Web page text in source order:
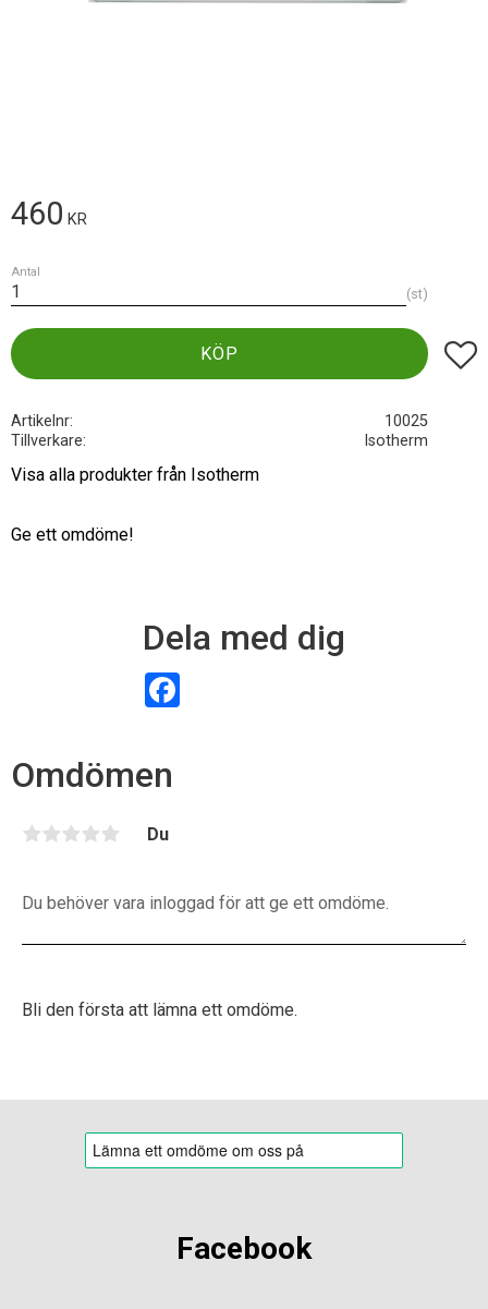
460 KR
Antal
st
KÖP Lägg
Artikelnr
10025
Tillverkare
Isotherm
Visa alla produkter från Isotherm
Ge ett omdöme!
Dela med dig
Omdömen
Du
Bli den första att lämna ett omdöme.
Facebook